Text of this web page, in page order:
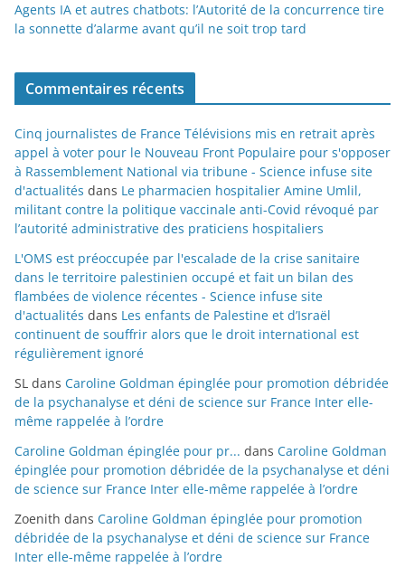
Agents IA et autres chatbots: l’Autorité de la concurrence tire
la sonnette d’alarme avant qu’il ne soit trop tard
Commentaires récents
Cinq journalistes de France Télévisions mis en retrait après
appel à voter pour le Nouveau Front Populaire pour s'opposer
à Rassemblement National via tribune - Science infuse site
d'actualités dans Le pharmacien hospitalier Amine Umlil,
militant contre la politique vaccinale anti-Covid révoqué par
l’autorité administrative des praticiens hospitaliers
L'OMS est préoccupée par l'escalade de la crise sanitaire
dans le territoire palestinien occupé et fait un bilan des
flambées de violence récentes - Science infuse site
d'actualités dans Les enfants de Palestine et d’Israël
continuent de souffrir alors que le droit international est
régulièrement ignoré
SL dans Caroline Goldman épinglée pour promotion débridée
de la psychanalyse et déni de science sur France Inter elle-
même rappelée à l’ordre
Caroline Goldman épinglée pour pr... dans Caroline Goldman
épinglée pour promotion débridée de la psychanalyse et déni
de science sur France Inter elle-même rappelée à l’ordre
Zoenith dans Caroline Goldman épinglée pour promotion
débridée de la psychanalyse et déni de science sur France
Inter elle-même rappelée à l’ordre